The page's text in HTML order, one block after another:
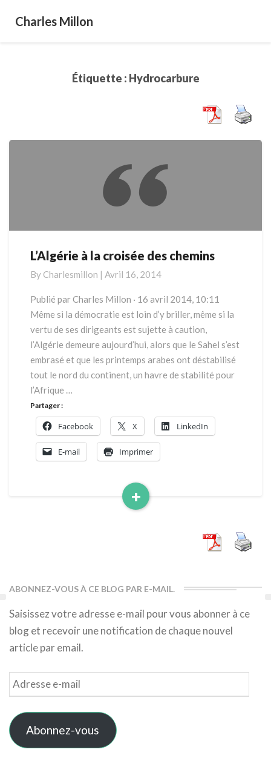
Charles Millon
Étiquette : Hydrocarbure
L’Algérie
la
croisée
chemins
L’Algérie à la croisée des chemins
By Charlesmillon | Avril 16, 2014
Publié par Charles Millon · 16 avril 2014, 10:11
Même si la démocratie est loin d’y briller, même si la
vertu de ses dirigeants est sujette à caution,
l’Algérie demeure aujourd’hui, alors que le Sahel s’est
embrasé et que les printemps arabes ont déstabilisé
tout le nord du continent, un havre de stabilité pour
l’Afrique …
+
Read
Partager :
Facebook X LinkedIn
E-mail Imprimer
ABONNEZ-VOUS À CE BLOG PAR E-MAIL.
Saisissez votre adresse e-mail pour vous abonner à ce
blog et recevoir une notification de chaque nouvel
article par email.
Adresse
e-
mail
Abonnez-vous